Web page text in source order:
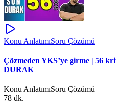
Konu AnlatımıSoru Çözümü
Çözmeden YKS’ye girme | 56
DURAK
Konu AnlatımıSoru Çözümü
78 dk.